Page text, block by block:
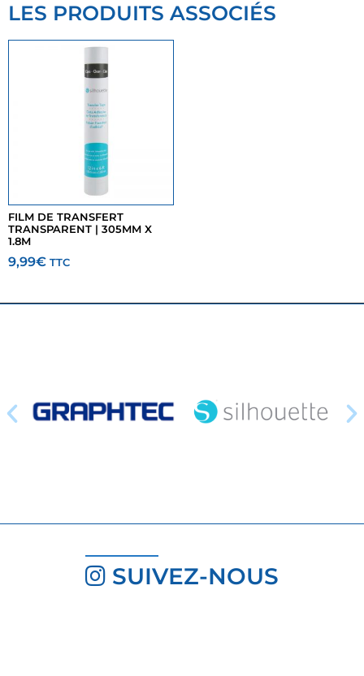
LES PRODUITS ASSOCIÉS
FILM DE TRANSFERT
TRANSPARENT | 305MM X
1.8M
9,99€ TTC
SUIVEZ-NOUS